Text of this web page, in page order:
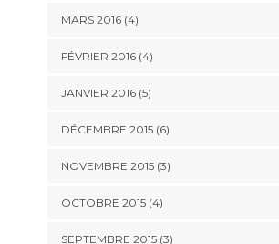
MARS 2016(4)
FÉVRIER 2016(4)
JANVIER 2016(5)
DÉCEMBRE 2015(6)
NOVEMBRE 2015(3)
OCTOBRE 2015(4)
SEPTEMBRE 2015(3)